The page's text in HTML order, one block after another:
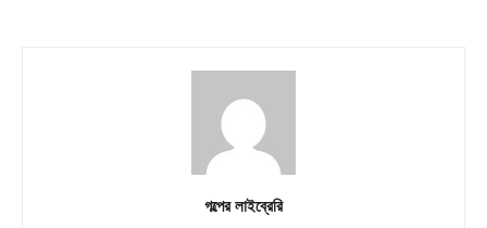
গল্পের লাইব্রেরি